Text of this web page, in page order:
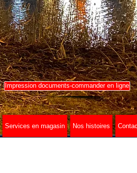
Services en magasin Nos histoires
Impression documents-commander en ligne